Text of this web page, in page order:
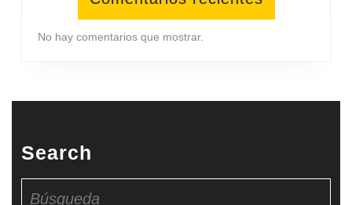
No hay comentarios que mostrar.
Search